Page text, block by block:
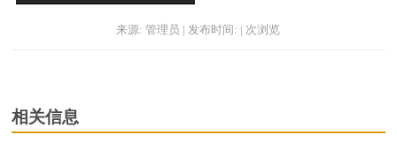
来源: 管理员 | 发布时间: | 次浏览
相关信息